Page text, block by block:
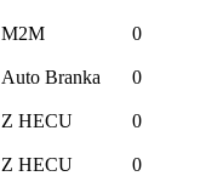
M2M 0
Auto Branka 0
Z HECU 0
Z HECU 0